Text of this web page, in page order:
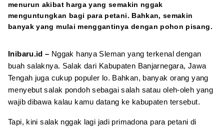
menurun akibat harga yang semakin nggak
menguntungkan bagi para petani. Bahkan, semakin
banyak yang mulai menggantinya dengan pohon pisang.
Inibaru.id – Nggak hanya Sleman yang terkenal dengan
buah salaknya. Salak dari Kabupaten Banjarnegara, Jawa
Tengah juga cukup populer lo. Bahkan, banyak orang yang
menyebut salak pondoh sebagai salah satau oleh-oleh yang
wajib dibawa kalau kamu datang ke kabupaten tersebut.
Tapi, kini salak nggak lagi jadi primadona para petani di